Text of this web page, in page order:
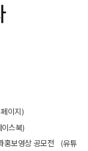
이지)
스북)
홍보영상 공모전
(유튜